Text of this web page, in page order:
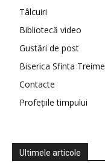
Tâlcuiri
Bibliotecă video
Gustări de post
Biserica Sfinta Treime
Contacte
Profețiile timpului
Ultimele articole